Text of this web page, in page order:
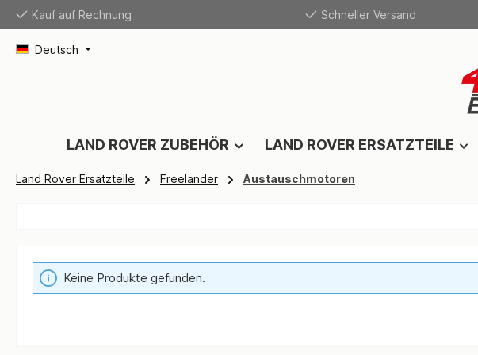
Zur Hauptnavigation springen
Kauf auf Rechnung Schneller Versand
Deutsch
LAND ROVER ZUBEHÖR LAND ROVER ERSATZTEILE
Land Rover Ersatzteile Freelander Austauschmotoren
Keine Produkte gefunden.